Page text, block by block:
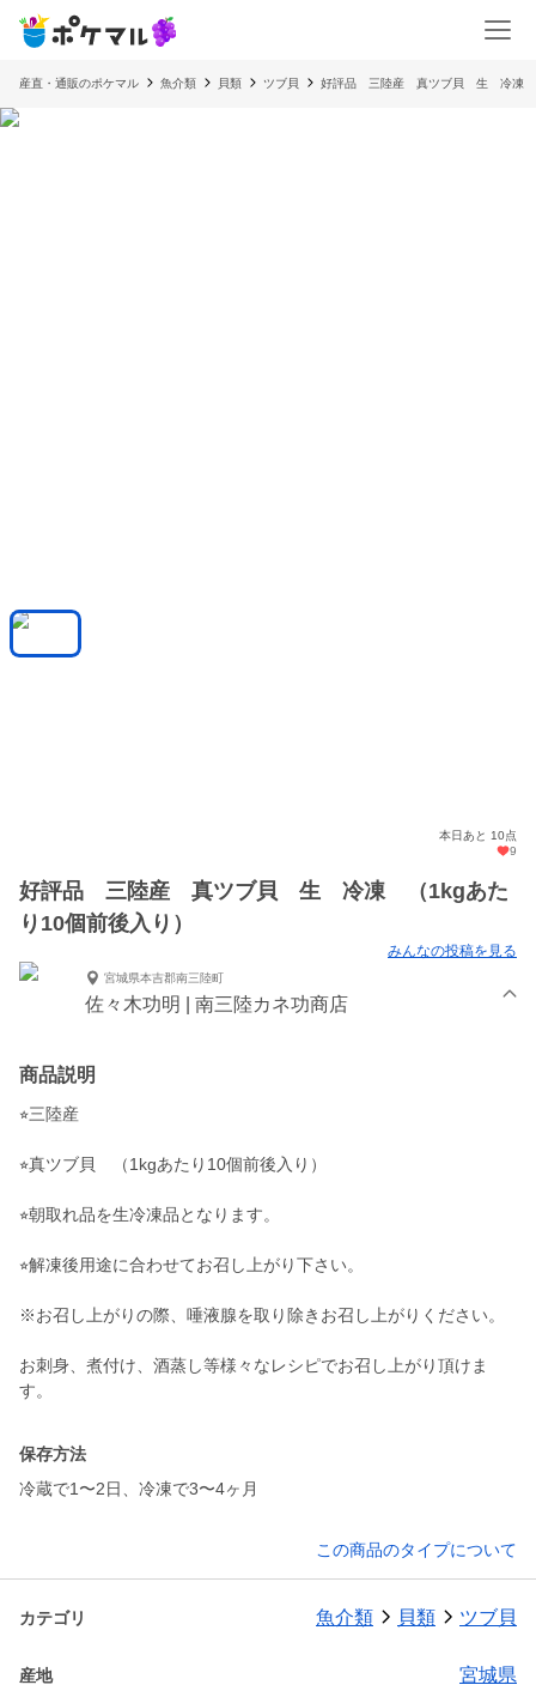
産直・通販のポケマル 魚介類 貝類 ツブ貝 好評品 三陸産 真ツブ貝 生 冷凍 （
本日あと 10点
9
好評品 三陸産 真ツブ貝 生 冷凍 （1kgあた
り10個前後入り）
みんなの投稿を見る
宮城県本吉郡南三陸町
佐々木功明 | 南三陸カネ功商店
商品説明
⭐︎三陸産
⭐︎真ツブ貝 （1kgあたり10個前後入り）
⭐︎朝取れ品を生冷凍品となります。
⭐︎解凍後用途に合わせてお召し上がり下さい。
※お召し上がりの際、唾液腺を取り除きお召し上がりください。
お刺身、煮付け、酒蒸し等様々なレシピでお召し上がり頂けま
保存方法
冷蔵で1〜2日、冷凍で3〜4ヶ月
この商品のタイプについて
カテゴリ 魚介類 貝類 ツブ貝
産地 宮城県